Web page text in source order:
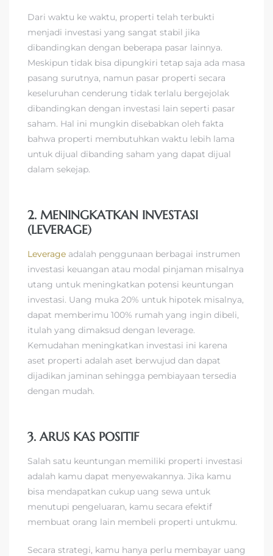
Dari waktu ke waktu, properti telah terbukti
menjadi investasi yang sangat stabil jika
dibandingkan dengan beberapa pasar lainnya.
Meskipun tidak bisa dipungkiri tetap saja ada masa
pasang surutnya, namun pasar properti secara
keseluruhan cenderung tidak terlalu bergejolak
dibandingkan dengan investasi lain seperti pasar
saham. Hal ini mungkin disebabkan oleh fakta
bahwa properti membutuhkan waktu lebih lama
untuk dijual dibanding saham yang dapat dijual
dalam sekejap.
2. MENINGKATKAN INVESTASI
(LEVERAGE)
Leverage adalah penggunaan berbagai instrumen
investasi keuangan atau modal pinjaman misalnya
utang untuk meningkatkan potensi keuntungan
investasi. Uang muka 20% untuk hipotek misalnya,
dapat memberimu 100% rumah yang ingin dibeli,
itulah yang dimaksud dengan leverage.
Kemudahan meningkatkan investasi ini karena
aset properti adalah aset berwujud dan dapat
dijadikan jaminan sehingga pembiayaan tersedia
dengan mudah.
3. ARUS KAS POSITIF
Salah satu keuntungan memiliki properti investasi
adalah kamu dapat menyewakannya. Jika kamu
bisa mendapatkan cukup uang sewa untuk
menutupi pengeluaran, kamu secara efektif
membuat orang lain membeli properti untukmu.
Secara strategi, kamu hanya perlu membayar uang